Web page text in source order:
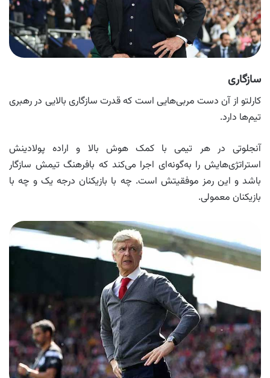
سازگاری
کارلتو از آن دست مربی‌هایی است که قدرت سازگاری بالایی در رهبری
تیم‌ها دارد.
آنجلوتی در هر تیمی با کمک هوش بالا و اراده پولادینش
استراتژی‌هایش را به‌گونه‌ای اجرا می‌کند که بافرهنگ تیمش سازگار
باشد و این رمز موفقیتش است. چه با بازیکنان درجه یک و چه با
بازیکنان معمولی.